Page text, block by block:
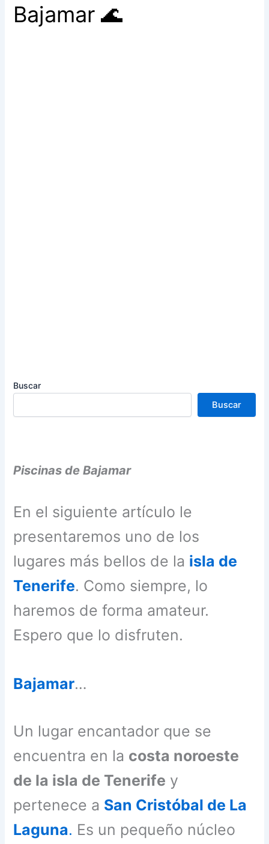
Bajamar 🌊
Buscar
Buscar
Piscinas de Bajamar
En el siguiente artículo le
presentaremos uno de los
lugares más bellos de la isla de
Tenerife. Como siempre, lo
haremos de forma amateur.
Espero que lo disfruten.
Bajamar…
Un lugar encantador que se
encuentra en la costa noroeste
de la isla de Tenerife y
pertenece a San Cristóbal de La
Laguna. Es un pequeño núcleo